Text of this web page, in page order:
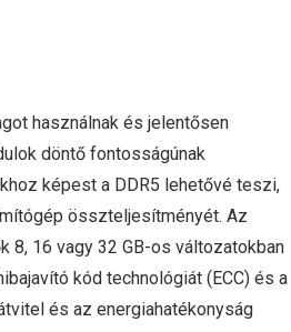
használnak és jelentősen
döntő fontosságúnak
képest a DDR5 lehetővé teszi,
összteljesítményét. Az
8, 16 vagy 32 GB-os változatokban
kód technológiát (ECC) és a
és az energiahatékonyság